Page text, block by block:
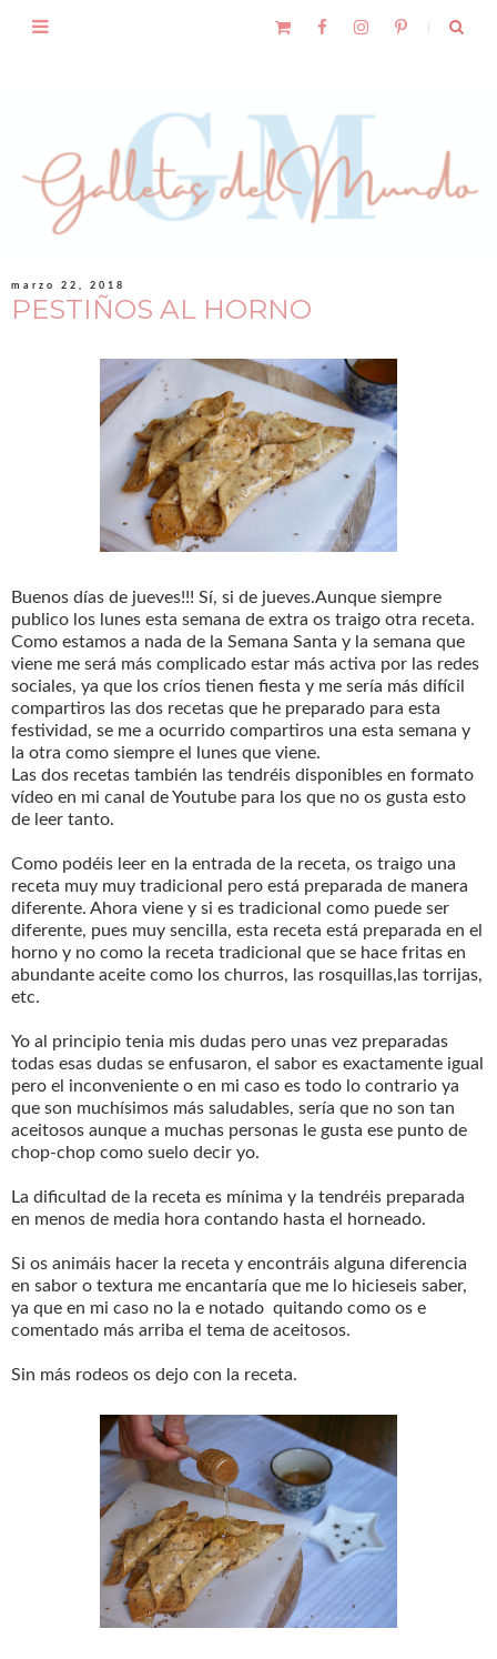
marzo 22, 2018
PESTIÑOS AL HORNO
Buenos días de jueves!!! Sí, si de jueves.Aunque siempre
publico los lunes esta semana de extra os traigo otra receta.
Como estamos a nada de la Semana Santa y la semana que
viene me será más complicado estar más activa por las redes
sociales, ya que los críos tienen fiesta y me sería más difícil
compartiros las dos recetas que he preparado para esta
festividad, se me a ocurrido compartiros una esta semana y
la otra como siempre el lunes que viene.
Las dos recetas también las tendréis disponibles en formato
vídeo en mi canal de Youtube para los que no os gusta esto
de leer tanto.
Como podéis leer en la entrada de la receta, os traigo una
receta muy muy tradicional pero está preparada de manera
diferente. Ahora viene y si es tradicional como puede ser
diferente, pues muy sencilla, esta receta está preparada en el
horno y no como la receta tradicional que se hace fritas en
abundante aceite como los churros, las rosquillas,las torrijas,
etc.
Yo al principio tenia mis dudas pero unas vez preparadas
todas esas dudas se enfusaron, el sabor es exactamente igual
pero el inconveniente o en mi caso es todo lo contrario ya
que son muchísimos más saludables, sería que no son tan
aceitosos aunque a muchas personas le gusta ese punto de
chop-chop como suelo decir yo.
La dificultad de la receta es mínima y la tendréis preparada
en menos de media hora contando hasta el horneado.
Si os animáis hacer la receta y encontráis alguna diferencia
en sabor o textura me encantaría que me lo hicieseis saber,
ya que en mi caso no la e notado quitando como os e
comentado más arriba el tema de aceitosos.
Sin más rodeos os dejo con la receta.